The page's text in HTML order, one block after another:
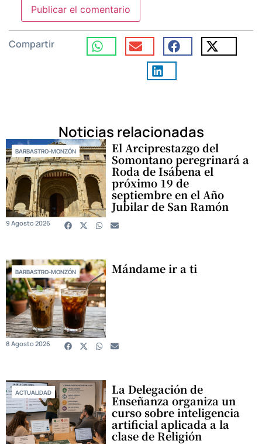
Compartir
Noticias relacionadas
BARBASTRO-MONZÓN El Arciprestazgo del
Somontano peregrinará a
Roda de Isábena el
próximo 19 de
septiembre en el Año
Jubilar de San Ramón
9 Agosto 2026
BARBASTRO-MONZÓN Mándame ir a ti
8 Agosto 2026
ACTUALIDAD La Delegación de
Enseñanza organiza un
curso sobre inteligencia
artificial aplicada a la
clase de Religión